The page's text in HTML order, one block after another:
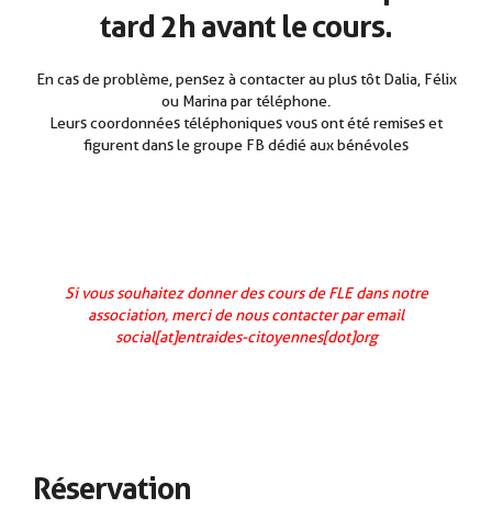
tard 2h avant le cours.
En cas de problème, pensez à contacter au plus tôt Dalia, Félix
ou Marina par téléphone.
Leurs coordonnées téléphoniques vous ont été remises et
figurent dans le groupe FB dédié aux bénévoles
Si vous souhaitez donner des cours de FLE dans notre
association, merci de nous contacter par email
social[at]entraides-citoyennes[dot]org
Réservation